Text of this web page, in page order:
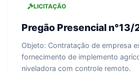
LICITAÇÃO
Pregão Presencial n°13/
Objeto: Contratação de empresa
fornecimento de implemento
niveladora com controle remoto.